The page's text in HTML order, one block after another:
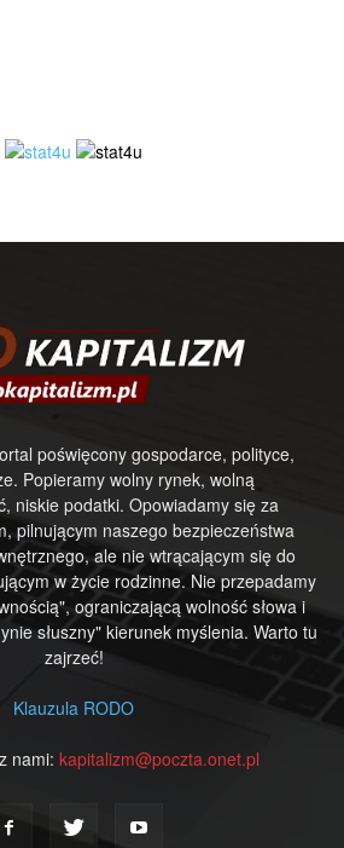
poświęcony gospodarce, polityce,
Popieramy wolny rynek, wolną
niskie podatki. Opowiadamy się za
pilnującym naszego bezpieczeństwa
ale nie wtrącającym się do
w życie rodzinne. Nie przepadamy
ograniczającą wolność słowa i
słuszny" kierunek myślenia. Warto tu
zajrzeć!
Klauzula RODO
nami: kapitalizm@poczta.onet.pl